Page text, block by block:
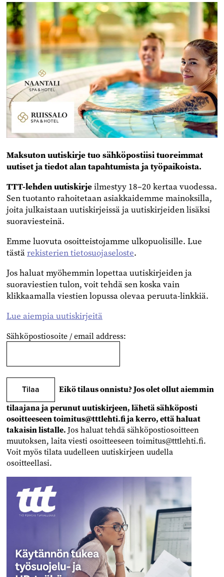
Maksuton uutiskirjetuo sähköpostiisi tuoreimmat
uutiset ja tiedot alan tapahtumista ja työpaikoista.
TTT-lehden uutiskirjeilmestyy 18–20 kertaa vuodessa.
Sen tuotanto rahoitetaan asiakkaidemme mainoksilla,
joita julkaistaan uutiskirjeissä ja uutiskirjeiden lisäksi
suoraviesteinä.
Emme luovuta osoitteistojamme ulkopuolisille. Lue
tästärekisterien tietosuojaseloste.
Jos haluat myöhemmin lopettaa uutiskirjeiden ja
suoraviestien tulon, voit tehdä sen koska vain
klikkaamalla viestien lopussa olevaa peruuta-linkkiä.
Lue aiempia uutiskirjeitä
Sähköpostiosoite / email address:
Eikö tilaus onnistu? Jos olet ollut aiemmin
tilaajana ja perunut uutiskirjeen, lähetä sähköposti
osoitteeseen toimitus@tttlehti.fi ja kerro, että haluat
takaisin listalle.Jos haluat tehdä sähköpostiosoitteen
muutoksen, laita viesti osoitteeseen toimitus@tttlehti.fi.
Voit myös tilata uudelleen uutiskirjeen uudella
osoitteellasi.